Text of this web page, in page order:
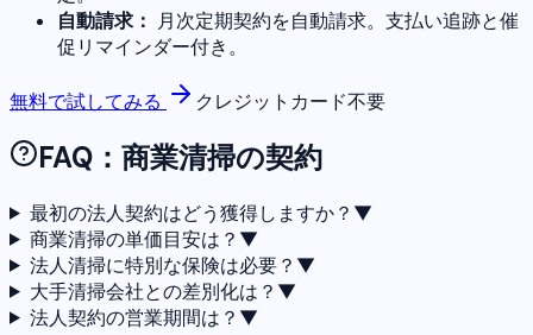
自動請求： 月次定期契約を自動請求。支払い追跡と催
促リマインダー付き。
無料で試してみる クレジットカード不要
FAQ：商業清掃の契約
最初の法人契約はどう獲得しますか？ ▼
商業清掃の単価目安は？ ▼
法人清掃に特別な保険は必要？ ▼
大手清掃会社との差別化は？ ▼
法人契約の営業期間は？ ▼